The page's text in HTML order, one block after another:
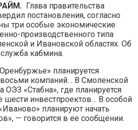
Глава правительства
постановления, согласно
три особые экономические
производственного типа
и Ивановской областях. Об
кабмина.
планируется
компаний… В Смоленской
ОЭЗ «Стабна», где планируется
шести инвестпроектов… В особой
планируют начать
— говорится в ее сообщении.